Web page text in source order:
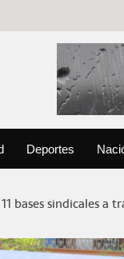
Deportes
bases sindicales a